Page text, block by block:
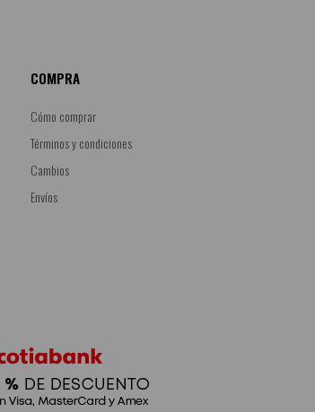
COMPRA
Cómo comprar
Términos y condiciones
Cambios
Envíos